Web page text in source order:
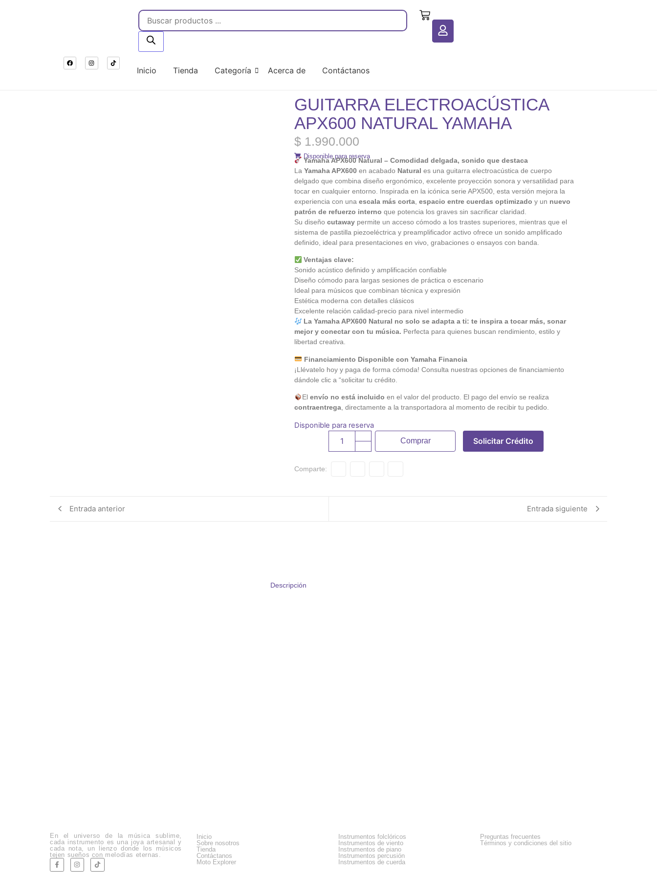
Inicio Tienda Categoría Acerca de Contáctanos
GUITARRA ELECTROACÚSTICA
APX600 NATURAL YAMAHA
$ 1.990.000
Disponible para reserva
Yamaha APX600 Natural – Comodidad delgada, sonido que destaca
LaYamaha APX600 en acabado Natural es una guitarra electroacústica de cuerpo
delgado que combina diseño ergonómico, excelente proyección sonora y versatilidad para
tocar en cualquier entorno. Inspirada en la icónica serie APX500, esta versión mejora la
experiencia con unaescala más corta ,espacio entre cuerdas optimizado y un nuevo
patrón de refuerzo interno que potencia los graves sin sacrificar claridad.
Su diseñocutaway permite un acceso cómodo a los trastes superiores, mientras que el
sistema de pastilla piezoeléctrica y preamplificador activo ofrece un sonido amplificado
definido, ideal para presentaciones en vivo, grabaciones o ensayos con banda.
Ventajas clave:
Sonido acústico definido y amplificación confiable
Diseño cómodo para largas sesiones de práctica o escenario
Ideal para músicos que combinan técnica y expresión
Estética moderna con detalles clásicos
Excelente relación calidad-precio para nivel intermedio
La Yamaha APX600 Natural no solo se adapta a ti: te inspira a tocar más, sonar
mejor y conectar con tu música. Perfecta para quienes buscan rendimiento, estilo y
libertad creativa.
Financiamiento Disponible con Yamaha Financia
¡Llévatelo hoy y paga de forma cómoda! Consulta nuestras opciones de financiamiento
dándole clic a “solicitar tu crédito.
Elenvío no está incluido en el valor del producto. El pago del envío se realiza
contraentrega , directamente a la transportadora al momento de recibir tu pedido.
Disponible para reserva
Comprar Solicitar Crédito
Comparte:
Entrada anterior Entrada siguiente
Descripción
En el universo de la música sublime,
cada instrumento es una joya artesanal y
cada nota, un lienzo donde los músicos
tejen sueños con melodías eternas.
Inicio
Sobre nosotros
Tienda
Contáctanos
Moto Explorer
Instrumentos folclóricos
Instrumentos de viento
Instrumentos de piano
Instrumentos percusión
Instrumentos de cuerda
Preguntas frecuentes
Términos y condiciones del sitio